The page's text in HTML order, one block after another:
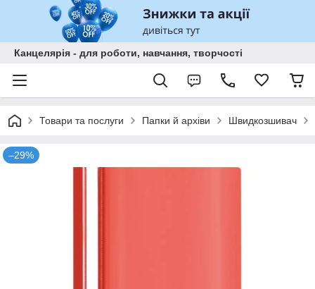
Канцелярія - для роботи, навчання, творчості
Товари та послуги Папки й архіви Швидкозшивач
–29%